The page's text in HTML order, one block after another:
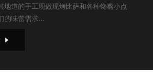
地道的手工现做现烤比萨和各种馋嘴小点
的味蕾需求...